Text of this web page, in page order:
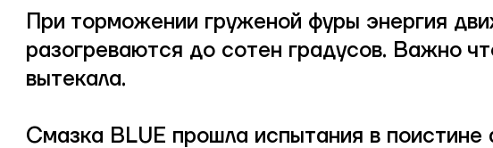
При торможении груженой фуры энергия
разогреваются до сотен градусов. Важно
вытекала.
Смазка BLUE прошла испытания в поистине